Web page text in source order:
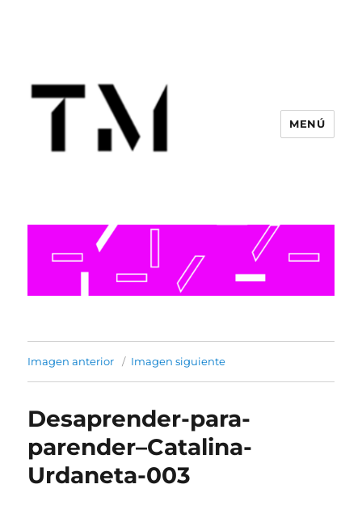
MENÚ
Imagen anterior Imagen siguiente
Desaprender-para-
parender–Catalina-
Urdaneta-003